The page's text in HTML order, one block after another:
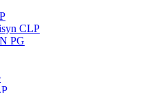
CLP
PG